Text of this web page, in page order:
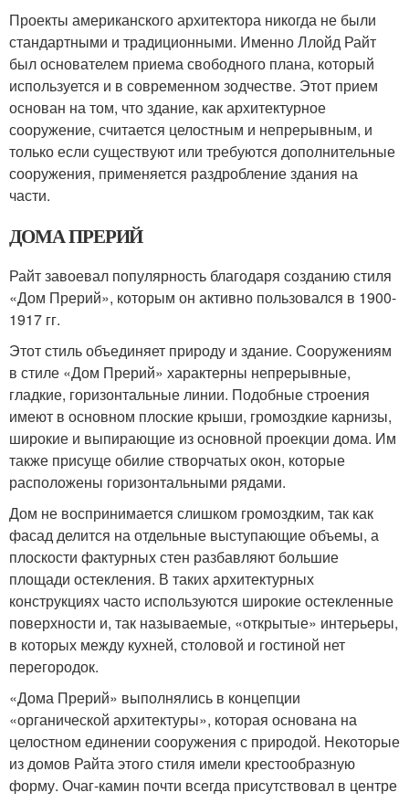
Проекты американского архитектора никогда не были
стандартными и традиционными. Именно Ллойд Райт
был основателем приема свободного плана, который
используется и в современном зодчестве. Этот прием
основан на том, что здание, как архитектурное
сооружение, считается целостным и непрерывным, и
только если существуют или требуются дополнительные
сооружения, применяется раздробление здания на
части.
ДОМА ПРЕРИЙ
Райт завоевал популярность благодаря созданию стиля
«Дом Прерий», которым он активно пользовался в 1900-
1917 гг.
Этот стиль объединяет природу и здание. Сооружениям
в стиле «Дом Прерий» характерны непрерывные,
гладкие, горизонтальные линии. Подобные строения
имеют в основном плоские крыши, громоздкие карнизы,
широкие и выпирающие из основной проекции дома. Им
также присуще обилие створчатых окон, которые
расположены горизонтальными рядами.
Дом не воспринимается слишком громоздким, так как
фасад делится на отдельные выступающие объемы, а
плоскости фактурных стен разбавляют большие
площади остекления. В таких архитектурных
конструкциях часто используются широкие остекленные
поверхности и, так называемые, «открытые» интерьеры,
в которых между кухней, столовой и гостиной нет
перегородок.
«Дома Прерий» выполнялись в концепции
«органической архитектуры», которая основана на
целостном единении сооружения с природой. Некоторые
из домов Райта этого стиля имели крестообразную
форму. Очаг-камин почти всегда присутствовал в центре